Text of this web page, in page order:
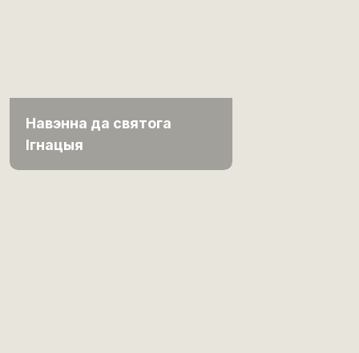
Навэнна да святога
Ігнацыя